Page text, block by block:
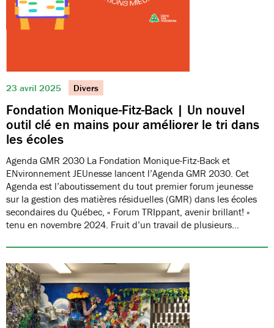
23 avril 2025 Divers
Fondation Monique-Fitz-Back | Un nouvel
outil clé en mains pour améliorer le tri dans
les écoles
Agenda GMR 2030 La Fondation Monique-Fitz-Back et
ENvironnement JEUnesse lancent l’Agenda GMR 2030. Cet
Agenda est l’aboutissement du tout premier forum jeunesse
sur la gestion des matières résiduelles (GMR) dans les écoles
secondaires du Québec, « Forum TRIppant, avenir brillant! »
tenu en novembre 2024. Fruit d’un travail de plusieurs…